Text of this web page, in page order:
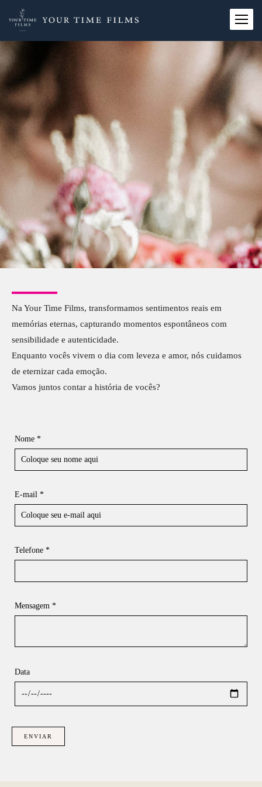
Na Your Time Films, transformamos sentimentos reais em
memórias eternas, capturando momentos espontâneos com
sensibilidade e autenticidade.
Enquanto vocês vivem o dia com leveza e amor, nós cuidamos
de eternizar cada emoção.
Vamos juntos contar a história de vocês?
Nome *
E-mail *
Telefone *
Mensagem *
Data
ENVIAR